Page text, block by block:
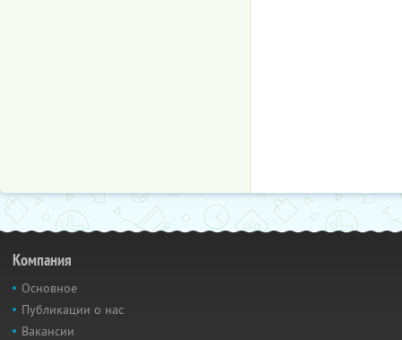
Компания
Основное
Публикации о нас
Вакансии